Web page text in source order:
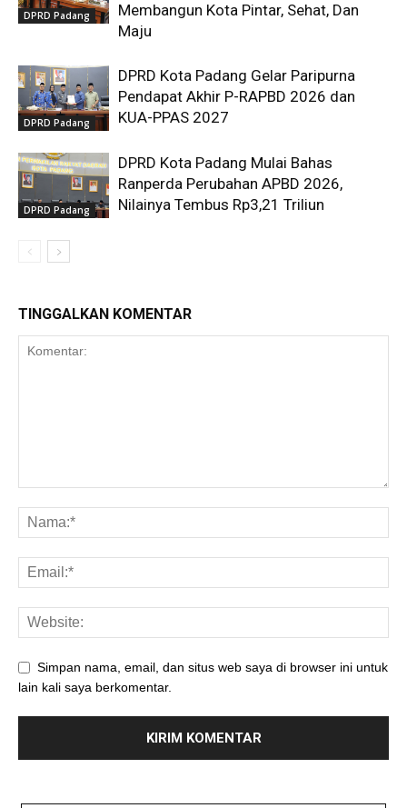
DPRD Padang
Membangun Kota Pintar, Sehat, Dan
Maju
DPRD Padang
DPRD Kota Padang Gelar Paripurna
Pendapat Akhir P-RAPBD 2026 dan
KUA-PPAS 2027
DPRD Padang
DPRD Kota Padang Mulai Bahas
Ranperda Perubahan APBD 2026,
Nilainya Tembus Rp3,21 Triliun
TINGGALKAN KOMENTAR
Simpan nama, email, dan situs web saya di browser ini untuk
lain kali saya berkomentar.